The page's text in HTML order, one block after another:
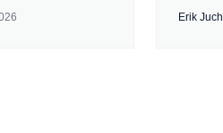
Erik Juch